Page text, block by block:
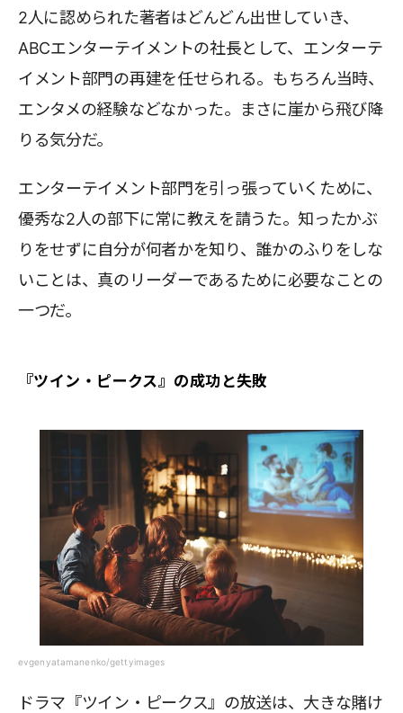
2人に認められた著者はどんどん出世していき、
ABCエンターテイメントの社長として、エンターテ
イメント部門の再建を任せられる。もちろん当時、
エンタメの経験などなかった。まさに崖から飛び降
りる気分だ。
エンターテイメント部門を引っ張っていくために、
優秀な2人の部下に常に教えを請うた。知ったかぶ
りをせずに自分が何者かを知り、誰かのふりをしな
いことは、真のリーダーであるために必要なことの
一つだ。
『ツイン・ピークス』の成功と失敗
evgenyatamanenko/gettyimages
ドラマ『ツイン・ピークス』の放送は、大きな賭け